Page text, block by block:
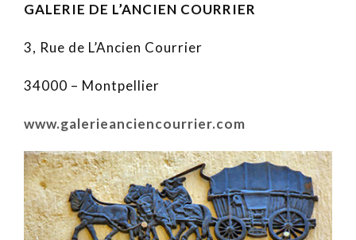
GALERIE DE L’ANCIEN COURRIER
3, Rue de L’Ancien Courrier
34000 – Montpellier
www.galerieanciencourrier.com